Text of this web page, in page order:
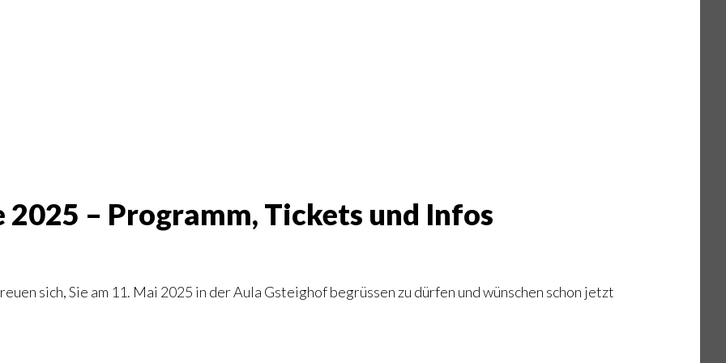
– Programm, Tickets und Infos
sich, Sie am 11. Mai 2025 in der Aula Gsteighof begrüssen zu dürfen und wünschen schon jetzt